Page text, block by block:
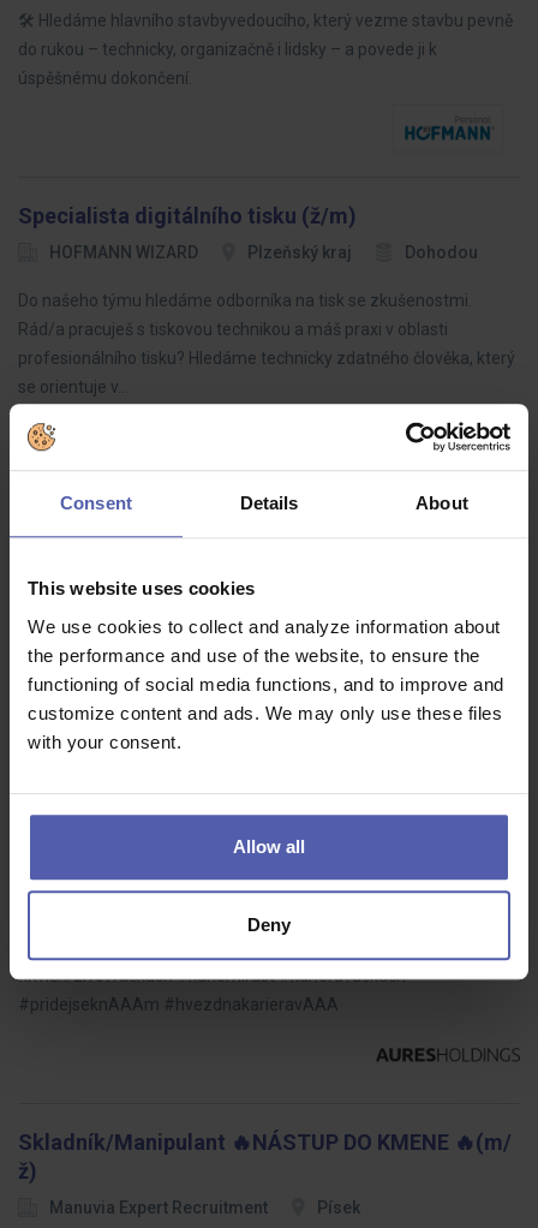
Consent Details About
This website uses cookies
We use cookies to collect and analyze information about
the performance and use of the website, to ensure the
functioning of social media functions, and to improve and
customize content and ads. We may only use these files
with your consent.
Allow all
Deny
🛠️ Hledáme hlavního stavbyvedoucího, který vezme stavbu pevně
do rukou – technicky, organizačně i lidsky – a povede ji k
úspěšnému dokončení.
Specialista digitálního tisku (ž/m)
HOFMANN WIZARD Plzeňský kraj Dohodou
Do našeho týmu hledáme odborníka na tisk se zkušenostmi.
Rád/a pracuješ s tiskovou technikou a máš praxi v oblasti
profesionálního tisku? Hledáme technicky zdatného člověka, který
se orientuje v…
na základě zadávací dokumentace • Kontrola správnosti a úplnosti
dokumentace pro správné vyhotovení kalkulací • Specifikace
materiálů…
Aures Liberec 40 - 60 000 Kč/měs
firmě!#zivotvackach #kariernirust #karieravackach
#pridejseknAAAm #hvezdnakarieravAAA
Skladník/Manipulant 🔥NÁSTUP DO KMENE 🔥(m/
ž)
Manuvia Expert Recruitment
Písek